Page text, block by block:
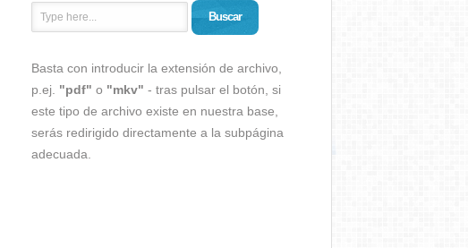
Buscar
Basta con introducir la extensión de archivo,
p.ej. "pdf" o "mkv" - tras pulsar el botón, si
este tipo de archivo existe en nuestra base,
serás redirigido directamente a la subpágina
adecuada.